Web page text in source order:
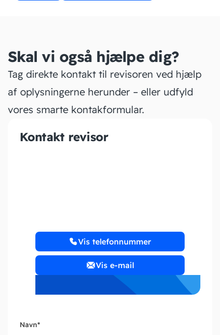
Skal vi også hjælpe dig?
Tag direkte kontakt til revisoren ved hjælp
af oplysningerne herunder – eller udfyld
vores smarte kontakformular.
Kontakt revisor
Vis telefonnummer
Vis e-mail
Navn*